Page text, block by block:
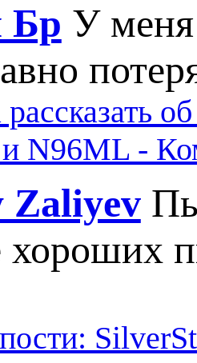
Бр У меня
N96ML -
хороших